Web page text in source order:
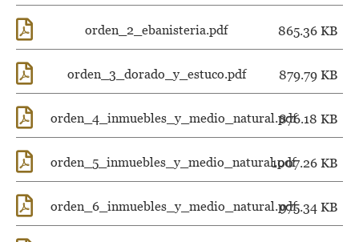
orden_2_ebanisteria.pdf 865.36 KB
orden_3_dorado_y_estuco.pdf 879.79 KB
orden_4_inmuebles_y_medio_natural.pdf876.18 KB
orden_5_inmuebles_y_medio_natural.pdf1007.26 KB
orden_6_inmuebles_y_medio_natural.pdf975.34 KB